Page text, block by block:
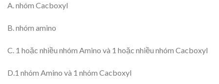
A. nhóm Cacboxyl
B. nhóm amino
C. 1 hoặc nhiều nhóm Amino và 1 hoặc nhiều nhóm Cacboxyl
D.1 nhóm Amino và 1 nhóm Cacboxyl